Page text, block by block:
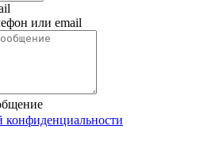
или email
конфиденциальности